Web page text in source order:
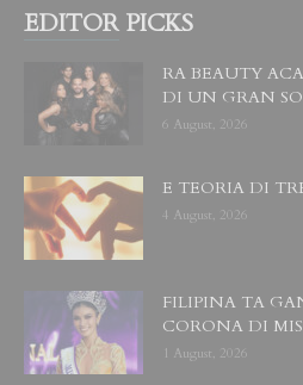
EDITOR PICKS
RA BEAUTY
DI UN GRAN
6 August, 2026
E TEORIA DI
4 August, 2026
FILIPINA TA
CORONA DI
1 August, 2026